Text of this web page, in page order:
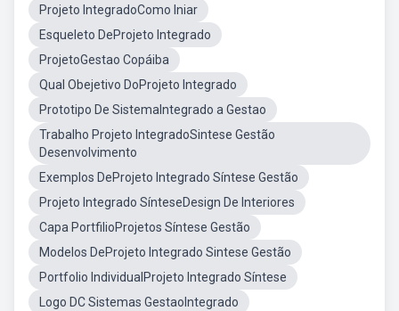
Projeto IntegradoComo Iniar
Esqueleto DeProjeto Integrado
ProjetoGestao Copáiba
Qual Obejetivo DoProjeto Integrado
Prototipo De SistemaIntegrado a Gestao
Trabalho Projeto IntegradoSintese Gestão
Desenvolvimento
Exemplos DeProjeto Integrado Síntese Gestão
Projeto Integrado SínteseDesign De Interiores
Capa PortfilioProjetos Síntese Gestão
Modelos DeProjeto Integrado Sintese Gestão
Portfolio IndividualProjeto Integrado Síntese
Logo DC Sistemas GestaoIntegrado